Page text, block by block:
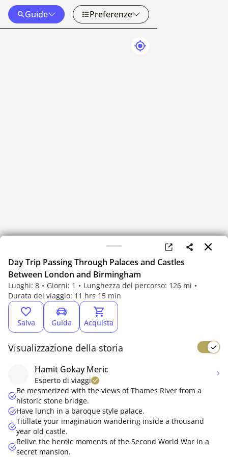
Guide Preferenze
Dati mappa 50 km Termini
Day Trip Passing Through Palaces and Castles
Between London and Birmingham
Luoghi: 8 Giorni: 1
Lunghezza del percorso: 126 mi
Durata del viaggio: 11 hrs 15 min
Salva Guida Acquista
Visualizzazione della storia
Hamit Gokay Meric
Esperto di viaggi
Be mesmerized with the views of Thames River from a
historic stone bridge.
Have lunch in a baroque style palace.
Titillate your imagination wandering inside a thousand
year old castle.
Relive the heroic moments of the Second World War in a
secret mansion.
Qualcosa è andato storto
Aggiorna la pagina